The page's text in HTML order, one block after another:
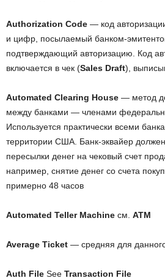
Authorization Code — код
и цифр, посылаемый банком-
подтверждающий авторизацию. Код
включается в чек (Sales Draft),
Automated Clearing House — метод
между банками — членами
Используется практически всеми
территории США. Банк-эквайер должен
пересылки денег на чековый счет
например, снятие денег со счета
примерно 48 часов
Automated Teller Machine см. ATM
Average Ticket — средняя для
Auth File See Transaction File